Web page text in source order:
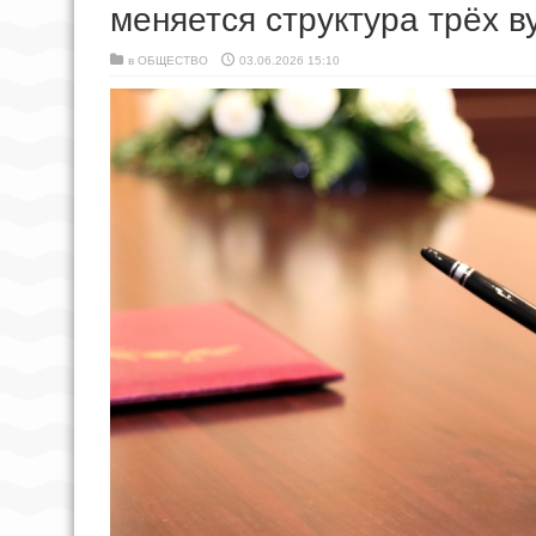
меняется структура трёх
в ОБЩЕСТВО 03.06.2026 15:10